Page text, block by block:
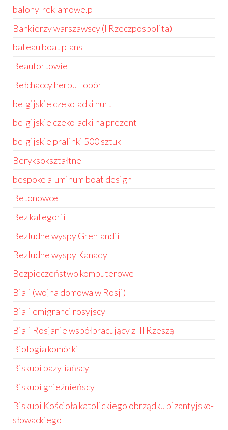
balony-reklamowe.pl
Bankierzy warszawscy (I Rzeczpospolita)
bateau boat plans
Beaufortowie
Bełchaccy herbu Topór
belgijskie czekoladki hurt
belgijskie czekoladki na prezent
belgijskie pralinki 500 sztuk
Beryksokształtne
bespoke aluminum boat design
Betonowce
Bez kategorii
Bezludne wyspy Grenlandii
Bezludne wyspy Kanady
Bezpieczeństwo komputerowe
Biali (wojna domowa w Rosji)
Biali emigranci rosyjscy
Biali Rosjanie współpracujący z III Rzeszą
Biologia komórki
Biskupi bazyliańscy
Biskupi gnieźnieńscy
Biskupi Kościoła katolickiego obrządku bizantyjsko-
słowackiego